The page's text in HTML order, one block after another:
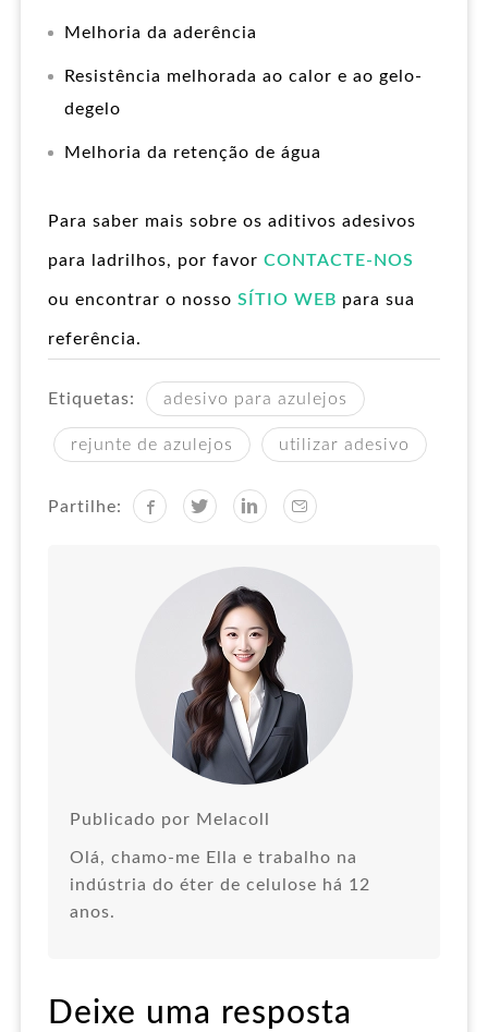
Melhoria da aderência
Resistência melhorada ao calor e ao gelo-
degelo
Melhoria da retenção de água
Para saber mais sobre os aditivos adesivos
para ladrilhos, por favor CONTACTE-NOS
ou encontrar o nosso SÍTIO WEB para sua
referência.
Etiquetas: adesivo para azulejos
rejunte de azulejos utilizar adesivo
Partilhe:
Publicado por Melacoll
Olá, chamo-me Ella e trabalho na
indústria do éter de celulose há 12
anos.
Deixe uma resposta